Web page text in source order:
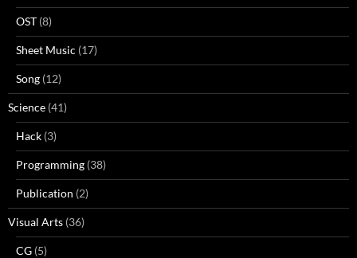
OST (8)
Sheet Music (17)
Song (12)
Science (41)
Hack (3)
Programming (38)
Publication (2)
Visual Arts (36)
CG (5)